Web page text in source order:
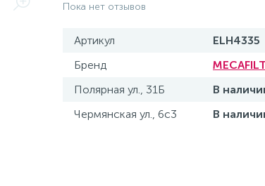
Пока нет отзывов
Артикул
ELH4335
Бренд
Полярная ул., 31Б
В
Чермянская ул., 6с3
В